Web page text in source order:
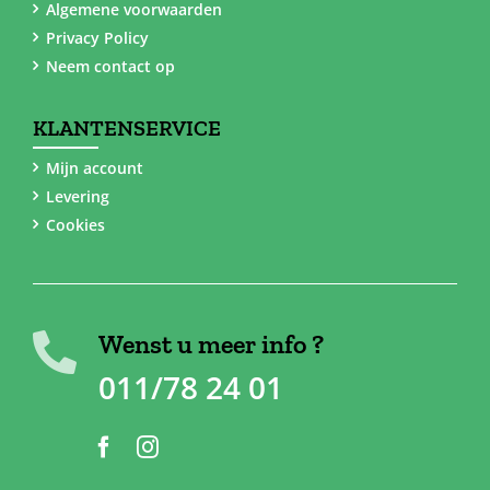
Algemene voorwaarden
Privacy Policy
Neem contact op
KLANTENSERVICE
Mijn account
Levering
Cookies
Wenst u meer info ?
011/78 24 01